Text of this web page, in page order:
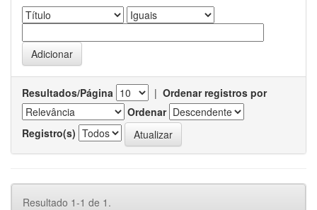
Resultados/Página | Ordenar registros por
Ordenar
Registro(s)
Resultado 1-1 de 1.